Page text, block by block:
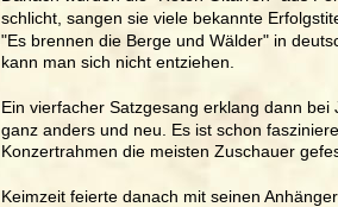
schlicht, sangen sie viele bekannte
"Es brennen die Berge und Wälder" in
kann man sich nicht entziehen.
Ein vierfacher Satzgesang erklang dann
ganz anders und neu. Es ist schon
Konzertrahmen die meisten Zuschauer
Keimzeit feierte danach mit seinen